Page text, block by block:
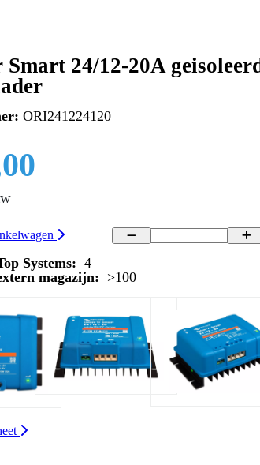
24/12-20A
ORI241224120
Systems: 4
magazijn: >100